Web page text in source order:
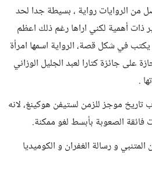
من الروايات رواية ، بسيطة جدا لحد
ذات أهمية لكني اراها رغم ذلك اعظم
في شكل قصة، الرواية اسمها امرأة
على جائزة كتارا لعبد الجليل الوزاني
.
تاريخ موجز للزمن لستيفن هوكينغ، لانه
الصعوبة بأبسط لغو ممكنة.
و رسالة الغفران و الكوميديا